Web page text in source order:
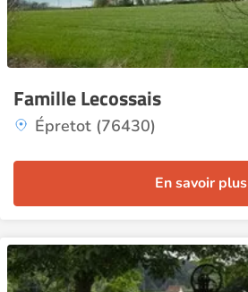
Famille Lecossais
Épretot (76430)
En savoir plus